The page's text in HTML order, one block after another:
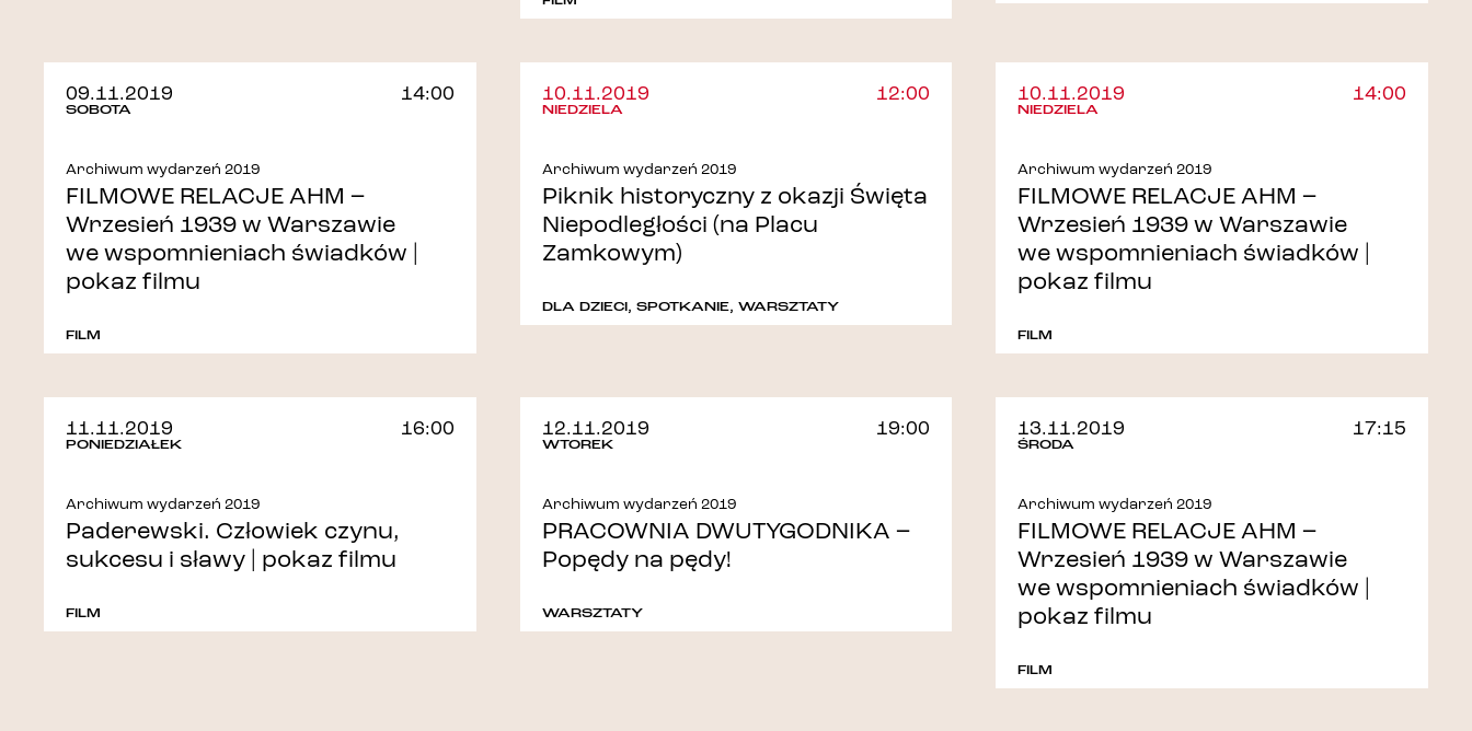
09.11.2019
SOBOTA
14:00
Archiwum wydarzeń 2019
FILMOWE RELACJE AHM –
Wrzesień 1939 w Warszawie
we wspomnieniach świadków |
pokaz filmu
FILM
10.11.2019
NIEDZIELA
12:00
Archiwum wydarzeń 2019
Piknik historyczny z okazji Święta
Niepodległości (na Placu
Zamkowym)
DLA DZIECI, SPOTKANIE, WARSZTATY
10.11.2019
NIEDZIELA
14:00
Archiwum wydarzeń 2019
FILMOWE RELACJE AHM –
Wrzesień 1939 w Warszawie
we wspomnieniach świadków |
pokaz filmu
FILM
11.11.2019
PONIEDZIAŁEK
16:00
Archiwum wydarzeń 2019
Paderewski. Człowiek czynu,
sukcesu i sławy | pokaz filmu
FILM
12.11.2019
WTOREK
19:00
Archiwum wydarzeń 2019
PRACOWNIA DWUTYGODNIKA –
Popędy na pędy!
WARSZTATY
13.11.2019
ŚRODA
17:15
Archiwum wydarzeń 2019
FILMOWE RELACJE AHM –
Wrzesień 1939 w Warszawie
we wspomnieniach świadków |
pokaz filmu
FILM